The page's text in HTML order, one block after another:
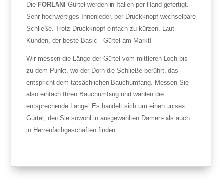
Die FORLANI Gürtel werden in Italien per Hand gefertigt.
Sehr hochwertiges Innenleder, per Druckknopf wechselbare
Schließe. Trotz Druckknopf einfach zu kürzen. Laut
Kunden, der beste Basic - Gürtel am Markt!
Wir messen die Länge der Gürtel vom mittleren Loch bis
zu dem Punkt, wo der Dorn die Schließe berührt, das
entspricht dem tatsächlichen Bauchumfang. Messen Sie
also einfach Ihren Bauchumfang und wählen die
entsprechende Länge. Es handelt sich um einen unisex
Gürtel, den Sie sowohl in ausgewählten Damen- als auch
in Herrenfachgeschäften finden.